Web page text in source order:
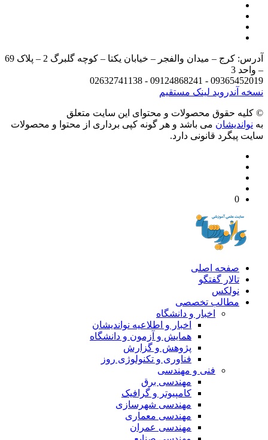
آدرس: کرج – میدان والفجر – خیابان یکتا – کوچه گلبرگ 2 – پلاک 69
3
09365452019 - 09124868241 -
آندرویدلینک مستقیم
حقوق محصولات و محتوای اين سایت متعلق
می باشد و هر گونه کپی برداری از محتوا و محصولات
پیگرد قانونی دارد.
صفحه اصلی
تالار گفتگو
نولکس
مطالب تخصصی
اخبار و دانشگاه
اخبار و اطلاعیه نواندیشان
همایش و آزمون و دانشگاه
پژوهش و گزارش
فناوری و تکنولوژی روز
فنی و مهندسی
مهندسی برق
کامپیوتر و گرافیک
مهندسی شهرسازی
مهندسی معماری
مهندسی عمران